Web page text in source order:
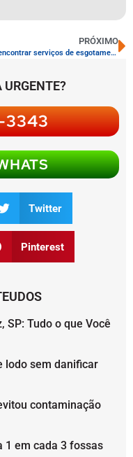
PRÓXIMO
Onde encontrar serviços de esgotamento de fossa
3343
Twitter
Pinterest
SP: Tudo o que Você
lodo sem danificar
contaminação
1 em cada 3 fossas